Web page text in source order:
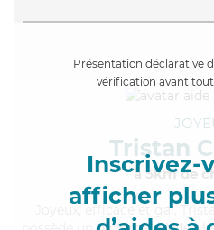
Présentation déclarative
vérification avant
Inscrivez-
afficher
Tristan
à 5km de
, efficace et gai,